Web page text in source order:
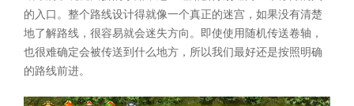
的入口。整个路线设计得就像一个真正的迷宫，如果没有清楚
地了解路线，很容易就会迷失方向。即使使用随机传送卷轴，
也很难确定会被传送到什么地方，所以我们最好还是按照明确
的路线前进。